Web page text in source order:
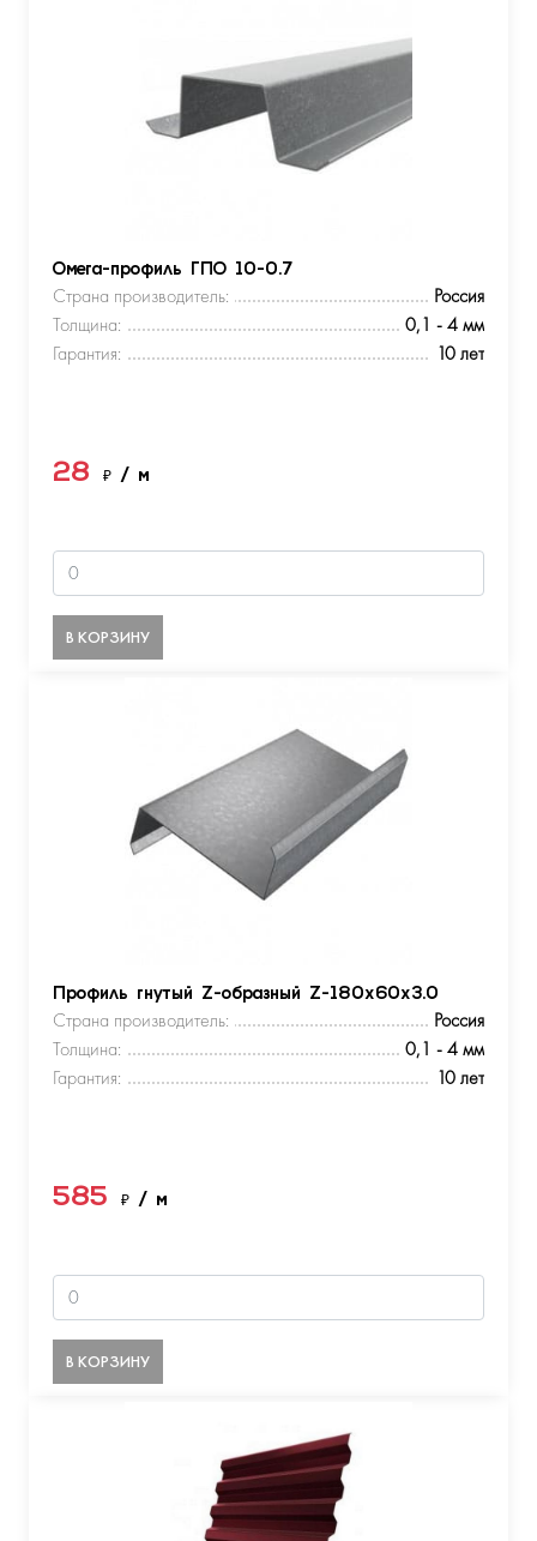
Омега-профиль ГПО 10-0.7
Страна производитель:
Россия
Толщина:
0,1 - 4 мм
Гарантия:
10 лет
28 ₽ / м
В КОРЗИНУ
Профиль гнутый Z-образный Z-180х60х3.0
Страна производитель:
Россия
Толщина:
0,1 - 4 мм
Гарантия:
10 лет
585 ₽ / м
В КОРЗИНУ